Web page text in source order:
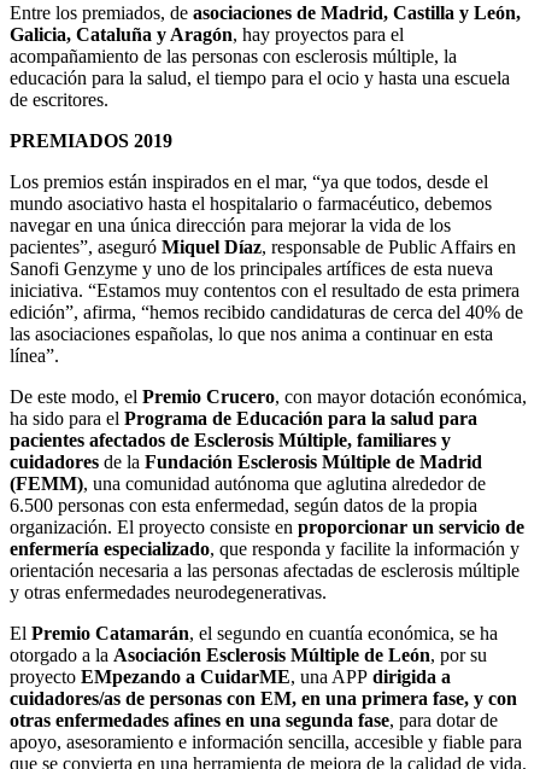
Entre los premiados, de asociaciones de Madrid, Castilla y León,
Galicia, Cataluña y Aragón, hay proyectos para el
acompañamiento de las personas con esclerosis múltiple, la
educación para la salud, el tiempo para el ocio y hasta una escuela
de escritores.
PREMIADOS 2019
Los premios están inspirados en el mar, “ya que todos, desde el
mundo asociativo hasta el hospitalario o farmacéutico, debemos
navegar en una única dirección para mejorar la vida de los
pacientes”, aseguró Miquel Díaz, responsable de Public Affairs en
Sanofi Genzyme y uno de los principales artífices de esta nueva
iniciativa. “Estamos muy contentos con el resultado de esta primera
edición”, afirma, “hemos recibido candidaturas de cerca del 40% de
las asociaciones españolas, lo que nos anima a continuar en esta
línea”.
De este modo, el Premio Crucero, con mayor dotación económica,
ha sido para el Programa de Educación para la salud para
pacientes afectados de Esclerosis Múltiple, familiares y
cuidadores de la Fundación Esclerosis Múltiple de Madrid
(FEMM), una comunidad autónoma que aglutina alrededor de
6.500 personas con esta enfermedad, según datos de la propia
organización. El proyecto consiste en proporcionar un servicio de
enfermería especializado, que responda y facilite la información y
orientación necesaria a las personas afectadas de esclerosis múltiple
y otras enfermedades neurodegenerativas.
El Premio Catamarán, el segundo en cuantía económica, se ha
otorgado a la Asociación Esclerosis Múltiple de León, por su
proyecto EMpezando a CuidarME, una APP dirigida a
cuidadores/as de personas con EM, en una primera fase, y con
otras enfermedades afines en una segunda fase, para dotar de
apoyo, asesoramiento e información sencilla, accesible y fiable para
que se convierta en una herramienta de mejora de la calidad de vida.